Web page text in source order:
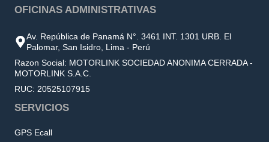
OFICINAS ADMINISTRATIVAS
Av. República de Panamá N°. 3461 INT. 1301 URB. El
Palomar, San Isidro, Lima - Perú
Razon Social: MOTORLINK SOCIEDAD ANONIMA CERRADA -
MOTORLINK S.A.C.
RUC: 20525107915
SERVICIOS
GPS Ecall